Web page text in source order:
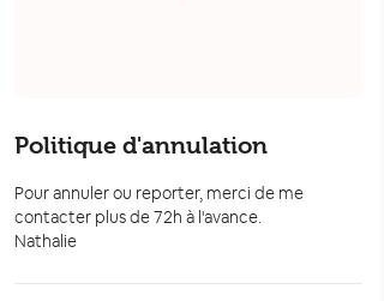
Politique d'annulation
Pour annuler ou reporter, merci de me
contacter plus de 72h à l'avance.
Nathalie